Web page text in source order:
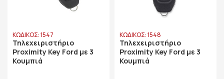
ΚΩΔΙΚΟΣ: 1547
Τηλεχειριστήριο
Proximity Key Ford με 3
Κουμπιά
ΚΩΔΙΚΟΣ: 1548
Τηλεχειριστήριο
Proximity Key Ford με 3
Κουμπιά